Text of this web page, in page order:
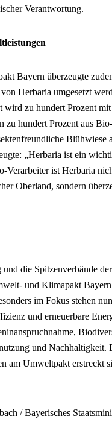
Verantwortung.
Bayern überzeugte
Herbaria umgesetzt
wird zu hundert Prozent
zu hundert Prozent aus
Blühwiese
„Herbaria ist ein
Verarbeiter ist Herbaria
Oberland, sondern
die Spitzenverbände
und Klimapakt
im Fokus stehen
und erneuerbare
und Nachhaltigkeit.
am Umweltpakt erstreckt
/ Bayerisches